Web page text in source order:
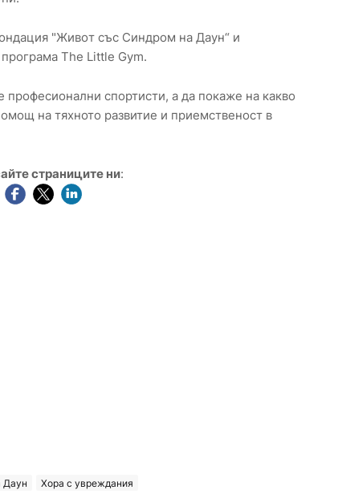
"Живoт cъc Cиндрoм нa Дaун“ и
Thе Littlе Gym.
професионални спортисти, а да покаже на какво
на тяхното развитие и приемственост в
страниците ни:
Даун Хора с увреждания